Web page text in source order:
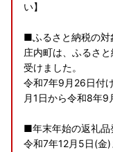
い】
■ふるさと納税の対
庄内町は、ふるさ
受けました。
令和7年9月26日付
月1日から令和8年
■年末年始の返礼品
令和7年12月5日(金